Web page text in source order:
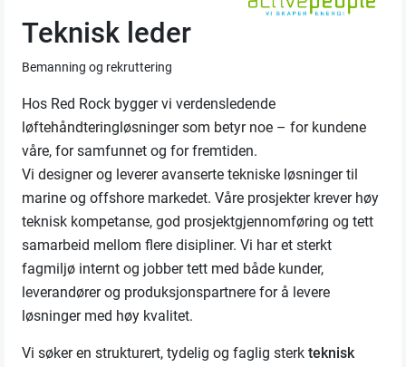
Teknisk leder
Bemanning og rekruttering
Hos Red Rock bygger vi verdensledende
løftehåndteringløsninger som betyr noe – for kundene
våre, for samfunnet og for fremtiden.
Vi designer og leverer avanserte tekniske løsninger til
marine og offshore markedet. Våre prosjekter krever høy
teknisk kompetanse, god prosjektgjennomføring og tett
samarbeid mellom flere disipliner. Vi har et sterkt
fagmiljø internt og jobber tett med både kunder,
leverandører og produksjonspartnere for å levere
løsninger med høy kvalitet.
Vi søker en strukturert, tydelig og faglig sterkteknisk